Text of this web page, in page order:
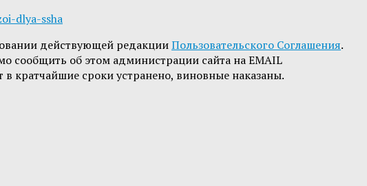
dlya-ssha
действующей редакцииПользовательского Соглашения.
сообщить об этом администрации сайта на EMAIL
кратчайшие сроки устранено, виновные наказаны.